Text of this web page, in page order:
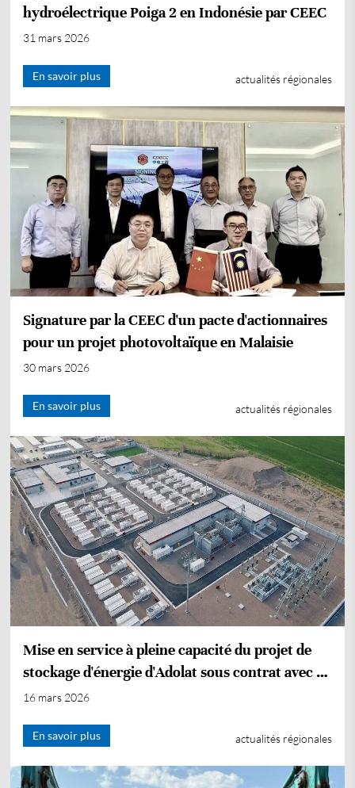
hydroélectrique Poiga 2 en Indonésie par CEEC
31 mars 2026
En savoir plus actualités régionales
Signature par la CEEC d'un pacte d'actionnaires
pour un projet photovoltaïque en Malaisie
30 mars 2026
En savoir plus actualités régionales
Mise en service à pleine capacité du projet de
stockage d'énergie d'Adolat sous contrat avec la
CEEC en Ouzbékistan
16 mars 2026
En savoir plus actualités régionales